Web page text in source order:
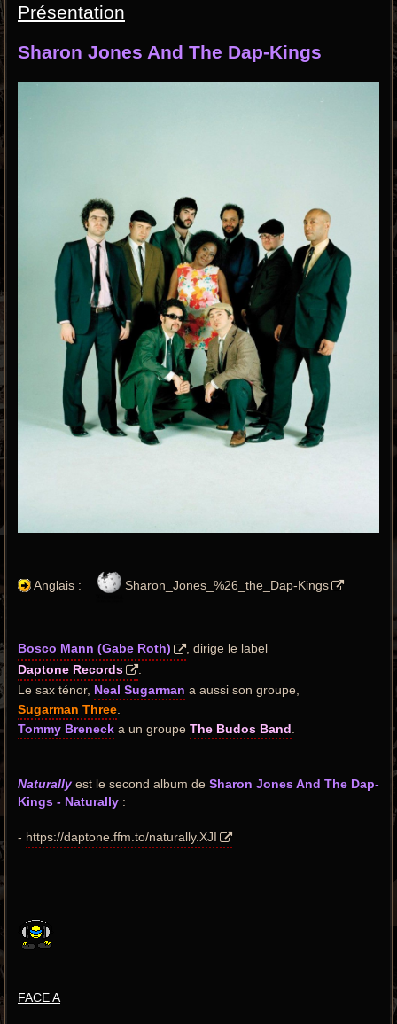
Présentation
Sharon Jones And The Dap-Kings
Anglais : Sharon_Jones_%26_the_Dap-Kings
Bosco Mann (Gabe Roth)
, dirige le label
Daptone Records
Le sax ténor, Neal Sugarman a aussi son groupe,
Sugarman Three
Tommy Breneck a un groupe The Budos Band
Naturallyest le second album de Sharon Jones And The Dap-
Kings - Naturally :
- https://daptone.ffm.to/naturally.XJI
FACE A